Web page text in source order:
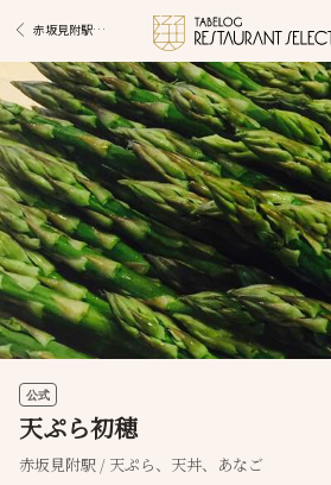
赤坂見附駅グルメ
公式
天ぷら初穂
赤坂見附駅 / 天ぷら、天丼、あなご